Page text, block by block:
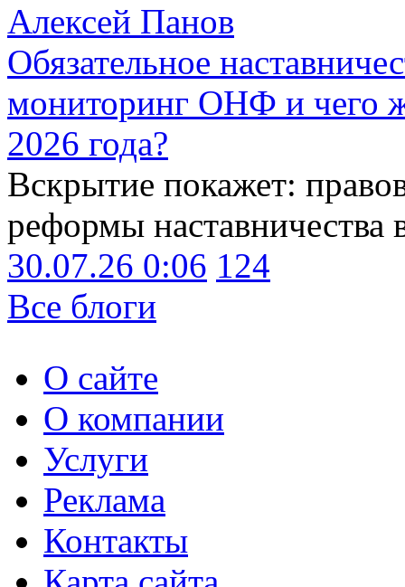
Алексей Панов
Обязательное
мониторинг ОНФ и чего
2026 года?
Вскрытие покажет:
реформы наставничества
30.07.26 0:06 124
Все блоги
О сайте
О компании
Услуги
Реклама
Контакты